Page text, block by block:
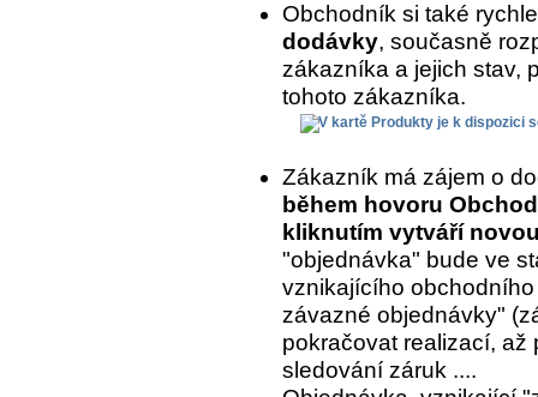
Obchodník si také
dodávky, současně
zákazníka a jejich stav,
tohoto zákazníka.
Zákazník má zájem o
během hovoru
kliknutím vytváří
"objednávka" bude ve
vznikajícího
závazné objednávky"
pokračovat realizací, až
sledování záruk ....